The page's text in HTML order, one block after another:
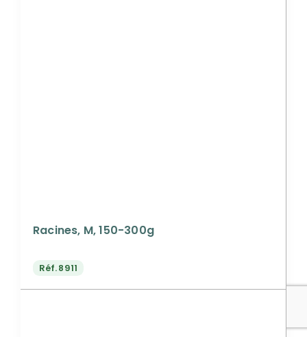
Racines, M, 150-300g
Réf.8911